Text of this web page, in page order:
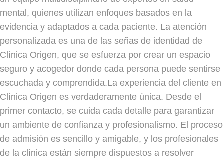
mental, quienes utilizan enfoques basados en la
evidencia y adaptados a cada paciente. La atención
personalizada es una de las señas de identidad de
Clínica Origen, que se esfuerza por crear un espacio
seguro y acogedor donde cada persona puede sentirse
escuchada y comprendida.La experiencia del cliente en
Clínica Origen es verdaderamente única. Desde el
primer contacto, se cuida cada detalle para garantizar
un ambiente de confianza y profesionalismo. El proceso
de admisión es sencillo y amigable, y los profesionales
de la clínica están siempre dispuestos a resolver